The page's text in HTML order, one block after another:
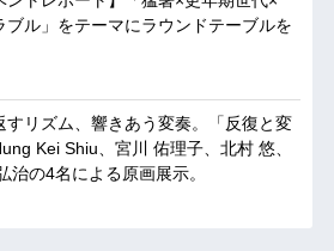
ブル」をテーマにラウンドテーブルを
すリズム、響きあう変奏。「反復と変
Kei Shiu、宮川 佑理子、北村 悠、
治の4名による原画展示。